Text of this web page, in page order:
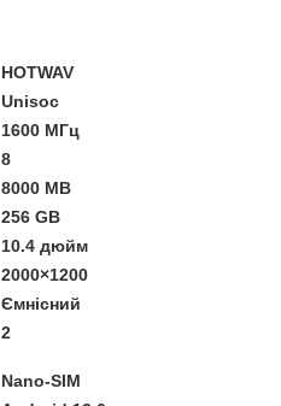
HOTWAV
Unisoc
1600 МГц
8
8000 MB
256 GB
10.4 дюйм
2000×1200
Ємнісний
2
Nano-SIM